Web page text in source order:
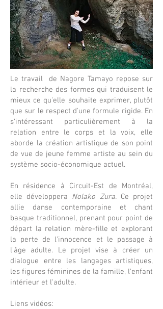
Le travail de Nagore Tamayo repose sur
la recherche des formes qui traduisent le
mieux ce qu'elle souhaite exprimer, plutôt
que sur le respect d'une formule rigide. En
s'intéressant particulièrement à la
relation entre le corps et la voix, elle
aborde la création artistique de son point
de vue de jeune femme artiste au sein du
système socio-économique actuel.
En résidence à Circuit-Est de Montréal,
elle développera Nolako Zura.Ce projet
allie danse contemporaine et chant
basque traditionnel, prenant pour point de
départ la relation mère-fille et explorant
la perte de l'innocence et le passage à
l'âge adulte. Le projet vise à créer un
dialogue entre les langages artistiques,
les figures féminines de la famille, l'enfant
intérieur et l'adulte.
Liens vidéos: